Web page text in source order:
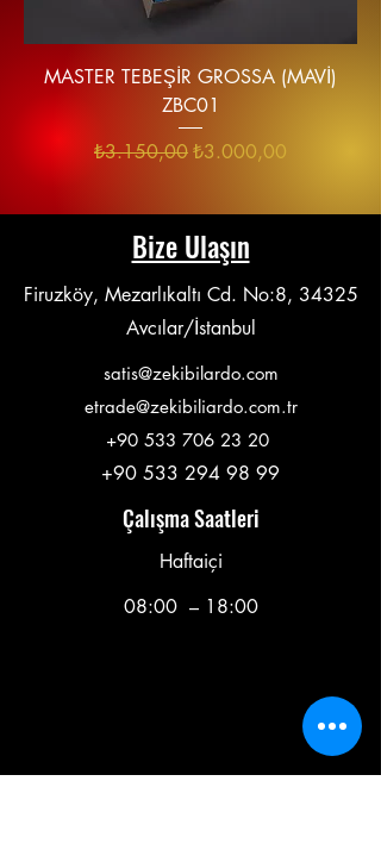
MASTER TEBEŞİR GROSSA (MAVİ)
ZBC01
Normal Fiyat
₺3.150,00İndirimli Fiyat
₺3.000,00
Bize Ulaşın
Firuzköy, Mezarlıkaltı Cd. No:8, 34325
Avcılar/İstanbul
satis@zekibilardo.com
etrade@zekibiliardo.com.tr
+90 533 706 23 20
+90 533 294 98 99
Çalışma Saatleri
Haftaiçi
08:00 – 18:00